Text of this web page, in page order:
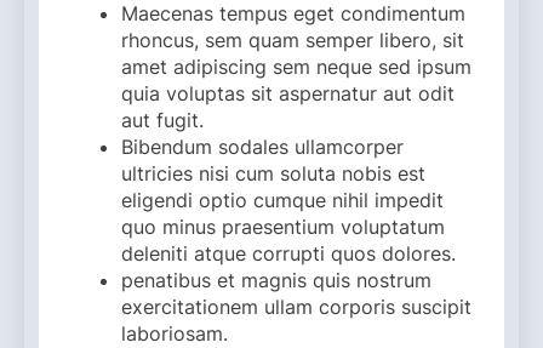
Maecenas tempus eget condimentum
rhoncus, sem quam semper libero, sit
amet adipiscing sem neque sed ipsum
quia voluptas sit aspernatur aut odit
aut fugit.
Bibendum sodales ullamcorper
ultricies nisi cum soluta nobis est
eligendi optio cumque nihil impedit
quo minus praesentium voluptatum
deleniti atque corrupti quos dolores.
penatibus et magnis quis nostrum
exercitationem ullam corporis suscipit
laboriosam.